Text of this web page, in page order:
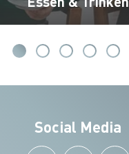
Social Media